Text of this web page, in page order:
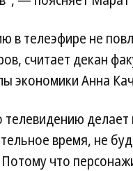
в телеэфире не
считает декан
экономики Анна
время, не
что